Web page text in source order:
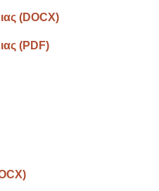
(DOCX)
(PDF)